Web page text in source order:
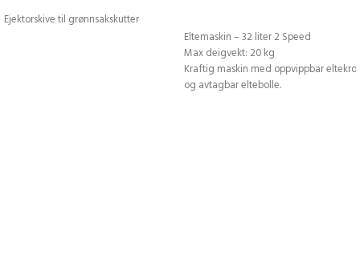
Ejektorskive til grønnsakskutter
Eltemaskin – 32 liter 2 Speed
Max deigvekt: 20 kg
Kraftig maskin med oppvippbar
og avtagbar eltebolle.